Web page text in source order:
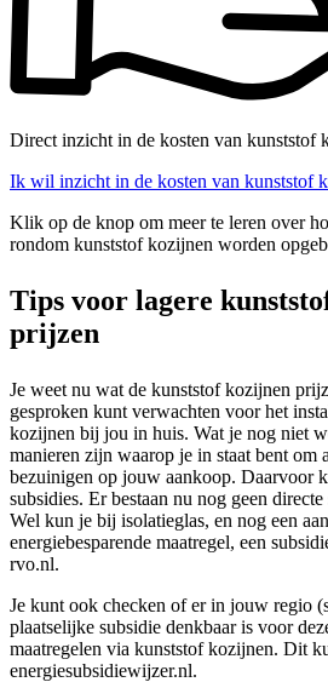
Direct inzicht in de kosten van kunststof
Ik wil inzicht in de kosten van kunststof
Klik op de knop om meer te leren over
rondom kunststof kozijnen worden
Tips voor lagere
prijzen
Je weet nu wat de kunststof kozijnen
gesproken kunt verwachten voor het
kozijnen bij jou in huis. Wat je nog niet
manieren zijn waarop je in staat bent om
bezuinigen op jouw aankoop. Daarvoor
subsidies. Er bestaan nu nog geen
Wel kun je bij isolatieglas, en nog een
energiebesparende maatregel, een
rvo.nl.
Je kunt ook checken of er in jouw regio
plaatselijke subsidie denkbaar is voor
maatregelen via kunststof kozijnen. Dit
energiesubsidiewijzer.nl.